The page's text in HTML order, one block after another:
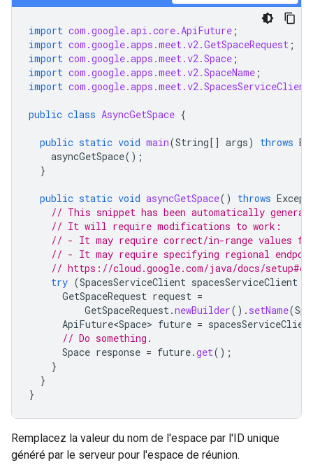
import com.google.api.core.ApiFuture ;
import com.google.apps.meet.v2.GetSpaceRequest ;
import com.google.apps.meet.v2.Space ;
import com.google.apps.meet.v2.SpaceName ;
import com.google.apps.meet.v2.SpacesServiceClient
public class AsyncGetSpace {
public static void main(String[] args) throws
asyncGetSpace();
}
public static void asyncGetSpace() throws
// This snippet has been automatically
// It will require modifications to work:
// - It may require correct/in-range values
// - It may require specifying regional
// https://cloud.google.com/java/docs/
try (SpacesServiceClient spacesServiceClient
GetSpaceRequest request =
GetSpaceRequest.newBuilder(). setName(
ApiFuture<Space> future =
// Do something.
Space response = future.get();
}
}
}
Remplacez la valeur du nom de l'espace par l'ID unique
généré par le serveur pour l'espace de réunion.